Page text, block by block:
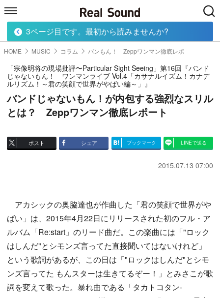
HOME MUSIC MOVIE TECH
HOME MUSIC コラム バンもん！ Zeppワンマン徹底レポ
「宗像明将の現場批評〜Particular Sight Seeing」第16回『バンド
じゃないもん！ ワンマンライブ Vol.4「カサナルイズム！カナデ
ルリズム！～君の笑顔で世界がやばい編～」』
バンドじゃないもん！が内包する強烈なスリル
とは？ Zeppワンマン徹底レポート
ポスト シェア ブックマーク LINEで送る
2015.07.13 07:00
アカシックの奥脇達也が作曲した「君の笑顔で世界がや
ばい」は、2015年4月22日にリリースされた初のフル・ア
ルバム「Re:start」のリード曲だ。この楽曲には「"ロック
はしんだ"とシモンズ言ってた直接聞いてはないけれど」
という歌詞があるが、この日は「"ロックはしんだ"とシモ
ンズ言ってた もんスターは生きてるぞー！」とみさこが歌
詞を変えて歌った。暴れ曲である「タカトコタン-
3ページ目です。最初から読みませんか?